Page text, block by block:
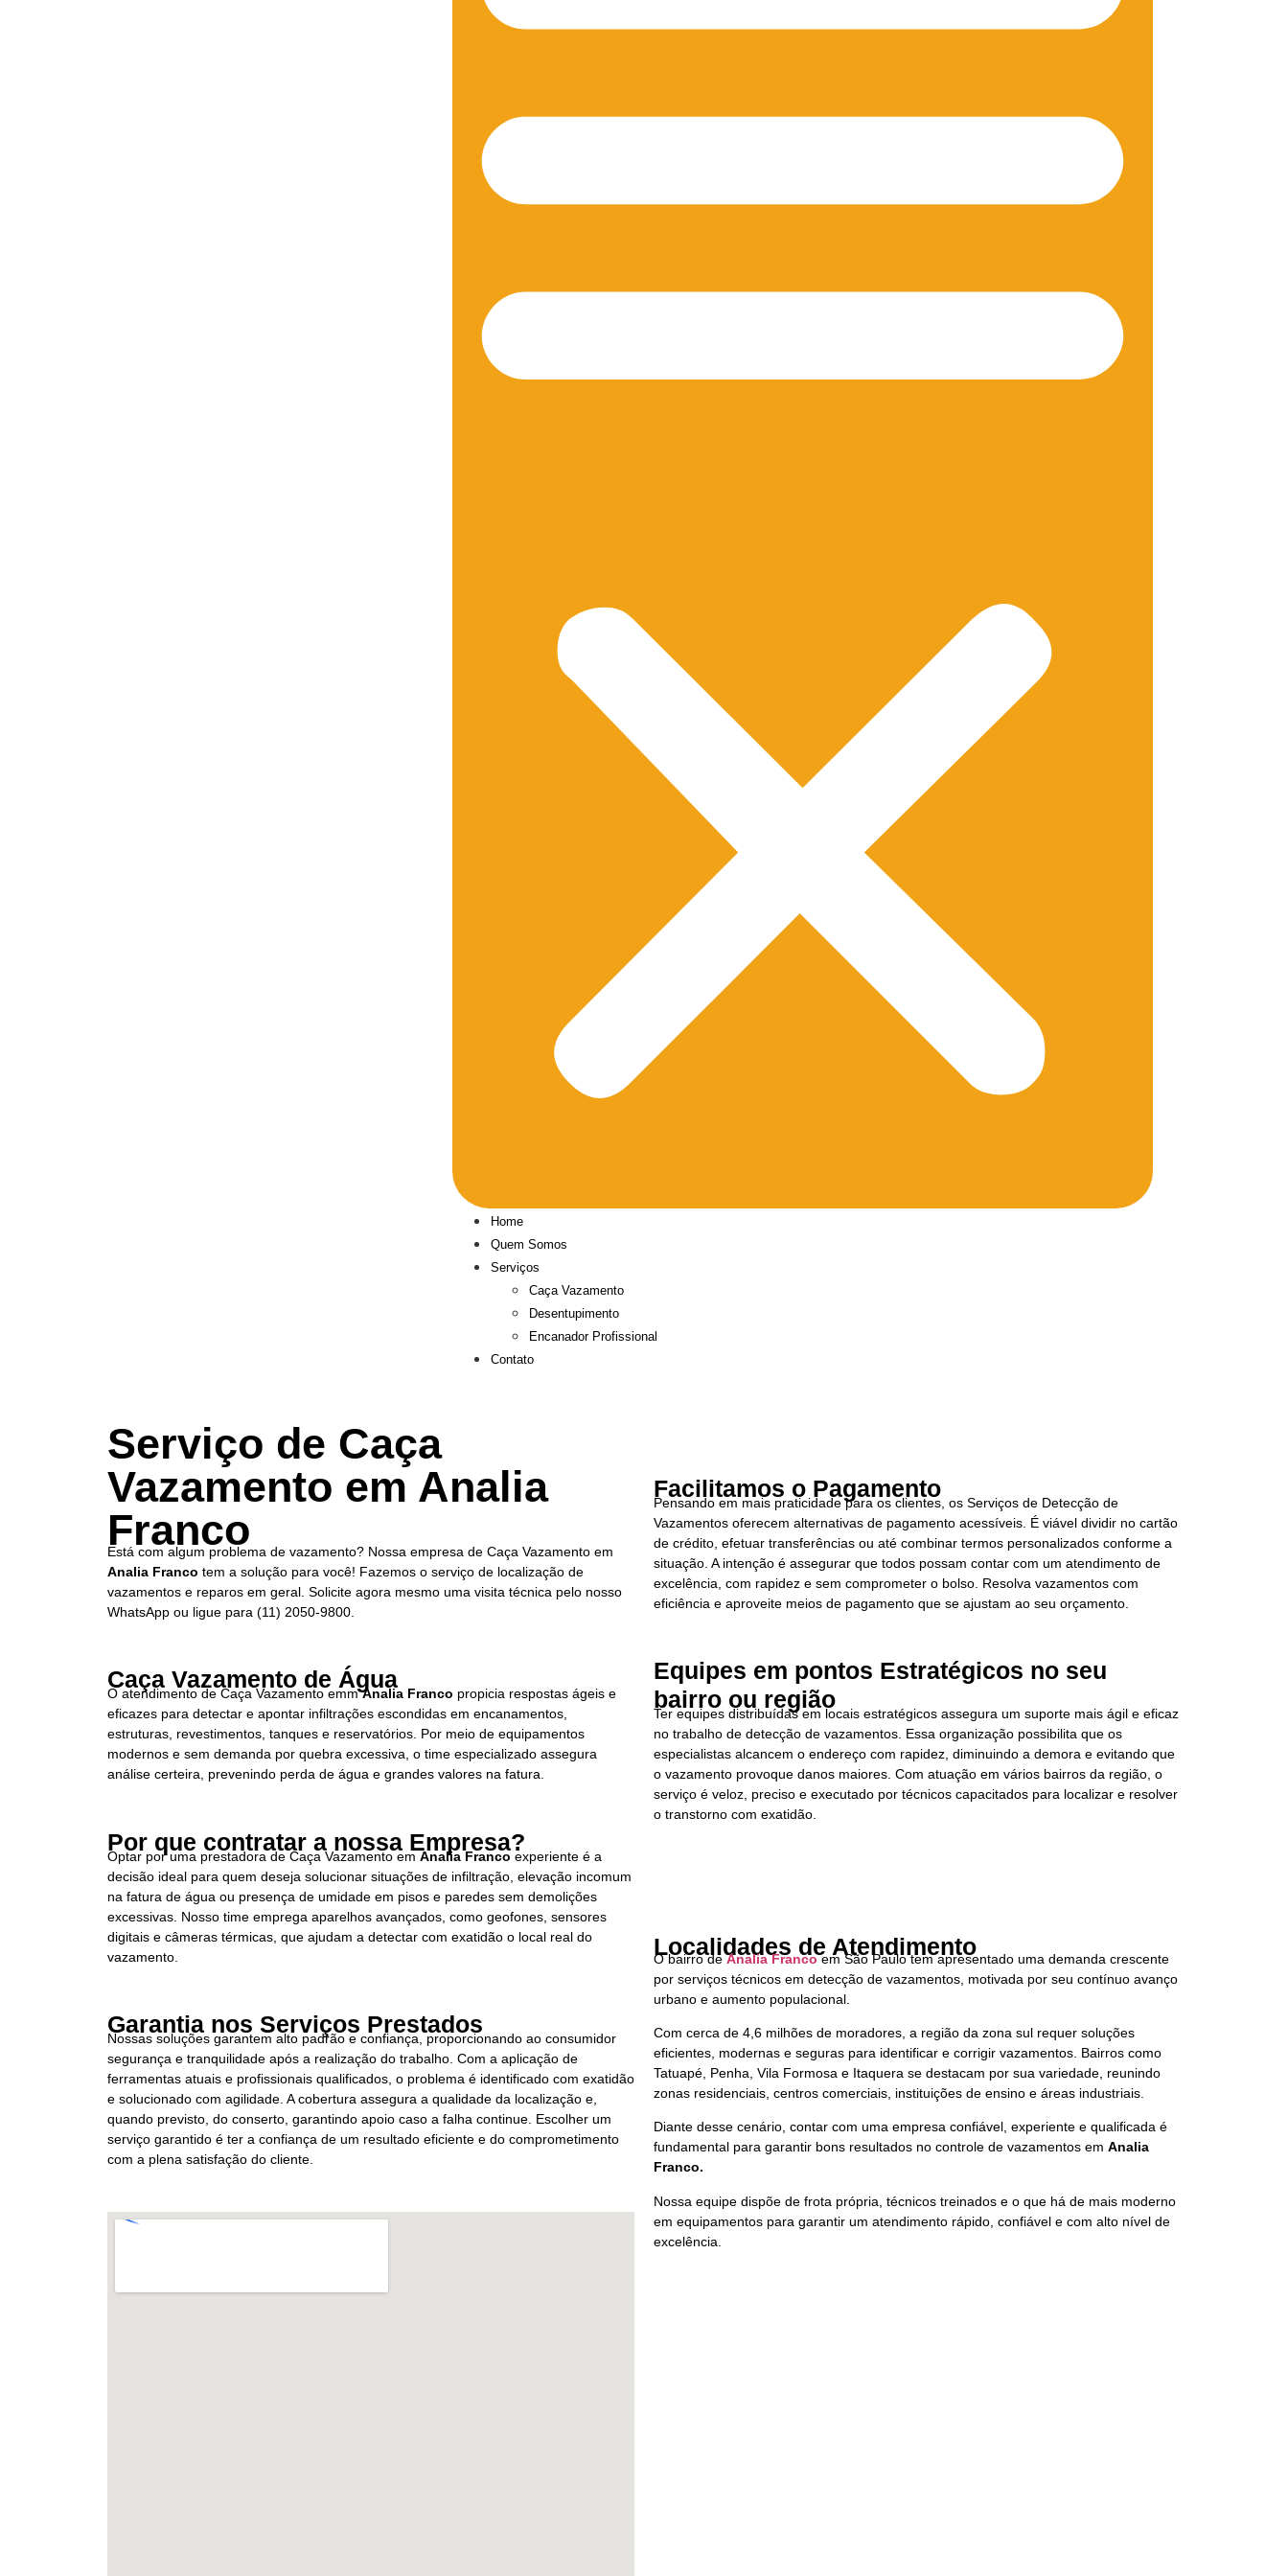
Home
Quem Somos
Serviços
Caça Vazamento
Desentupimento
Encanador Profissional
Contato
Serviço de Caça
Vazamento em Analia
Franco
Está com algum problema de vazamento? Nossa empresa de Caça Vazamento em
Analia Franco tem a solução para você! Fazemos o serviço de localização de
vazamentos e reparos em geral. Solicite agora mesmo uma visita técnica pelo nosso
WhatsApp ou ligue para (11) 2050-9800.
Caça Vazamento de Água
O atendimento de Caça Vazamento emmAnalia Franco propicia respostas ágeis e
eficazes para detectar e apontar infiltrações escondidas em encanamentos,
estruturas, revestimentos, tanques e reservatórios. Por meio de equipamentos
modernos e sem demanda por quebra excessiva, o time especializado assegura
análise certeira, prevenindo perda de água e grandes valores na fatura.
Por que contratar a nossa Empresa?
Optar por uma prestadora de Caça Vazamento emAnalia Franco experiente é a
decisão ideal para quem deseja solucionar situações de infiltração, elevação incomum
na fatura de água ou presença de umidade em pisos e paredes sem demolições
excessivas. Nosso time emprega aparelhos avançados, como geofones, sensores
digitais e câmeras térmicas, que ajudam a detectar com exatidão o local real do
vazamento.
Garantia nos Serviços Prestados
Nossas soluções garantem alto padrão e confiança, proporcionando ao consumidor
segurança e tranquilidade após a realização do trabalho. Com a aplicação de
ferramentas atuais e profissionais qualificados, o problema é identificado com exatidão
e solucionado com agilidade. A cobertura assegura a qualidade da localização e,
quando previsto, do conserto, garantindo apoio caso a falha continue. Escolher um
serviço garantido é ter a confiança de um resultado eficiente e do comprometimento
com a plena satisfação do cliente.
Facilitamos o Pagamento
Pensando em mais praticidade para os clientes, os Serviços de Detecção de
Vazamentos oferecem alternativas de pagamento acessíveis. É viável dividir no cartão
de crédito, efetuar transferências ou até combinar termos personalizados conforme a
situação. A intenção é assegurar que todos possam contar com um atendimento de
excelência, com rapidez e sem comprometer o bolso. Resolva vazamentos com
eficiência e aproveite meios de pagamento que se ajustam ao seu orçamento.
Equipes em pontos Estratégicos no seu
bairro ou região
Ter equipes distribuídas em locais estratégicos assegura um suporte mais ágil e eficaz
no trabalho de detecção de vazamentos. Essa organização possibilita que os
especialistas alcancem o endereço com rapidez, diminuindo a demora e evitando que
o vazamento provoque danos maiores. Com atuação em vários bairros da região, o
serviço é veloz, preciso e executado por técnicos capacitados para localizar e resolver
o transtorno com exatidão.
Localidades de Atendimento
O bairro deAnalia Francoem São Paulo tem apresentado uma demanda crescente
por serviços técnicos em detecção de vazamentos, motivada por seu contínuo avanço
urbano e aumento populacional.
Com cerca de 4,6 milhões de moradores, a região da zona sul requer soluções
eficientes, modernas e seguras para identificar e corrigir vazamentos. Bairros como
Tatuapé, Penha, Vila Formosa e Itaquera se destacam por sua variedade, reunindo
zonas residenciais, centros comerciais, instituições de ensino e áreas industriais.
Diante desse cenário, contar com uma empresa confiável, experiente e qualificada é
fundamental para garantir bons resultados no controle de vazamentos em Analia
Franco.
Nossa equipe dispõe de frota própria, técnicos treinados e o que há de mais moderno
em equipamentos para garantir um atendimento rápido, confiável e com alto nível de
excelência.